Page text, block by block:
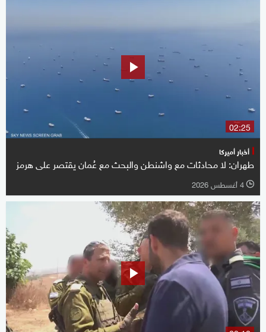
02:25
أخبار أميركا
طهران: لا محادثات مع واشنطن والبحث مع عُمان يقتصر على هرمز
l 4 أغسطس 2026